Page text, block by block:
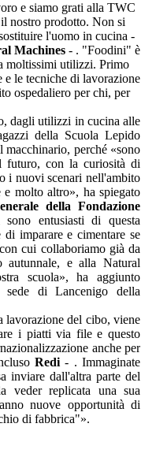
e siamo grati alla TWC
nostro prodotto. Non si
l'uomo in cucina -
Machines - . "Foodini" è
moltissimi utilizzi. Primo
le tecniche di lavorazione
ospedaliero per chi, per
dagli utilizzi in cucina alle
della Scuola Lepido
perché «sono
futuro, con la curiosità di
i nuovi scenari nell'ambito
molto altro», ha spiegato
della Fondazione
entusiasti di questa
imparare e cimentare se
cui collaboriamo già da
autunnale, e alla Natural
scuola», ha aggiunto
sede di Lancenigo della
lavorazione del cibo, viene
i piatti via file e questo
anche per
Redi - . Immaginate
inviare dall'altra parte del
veder replicata una sua
nuove opportunità di
di fabbrica"».